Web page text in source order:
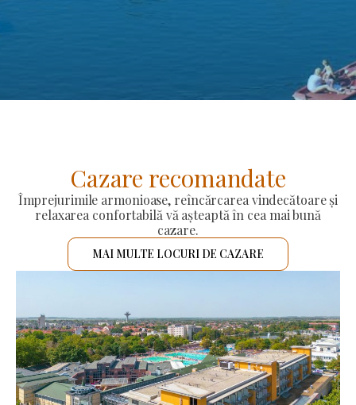
Cazare recomandate
Împrejurimile armonioase, reîncărcarea vindecătoare și
relaxarea confortabilă vă așteaptă în cea mai bună
cazare.
MAI MULTE LOCURI DE CAZARE